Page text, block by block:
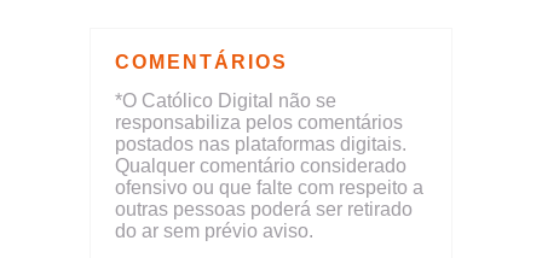
COMENTÁRIOS
*O Católico Digital não se
responsabiliza pelos comentários
postados nas plataformas digitais.
Qualquer comentário considerado
ofensivo ou que falte com respeito a
outras pessoas poderá ser retirado
do ar sem prévio aviso.